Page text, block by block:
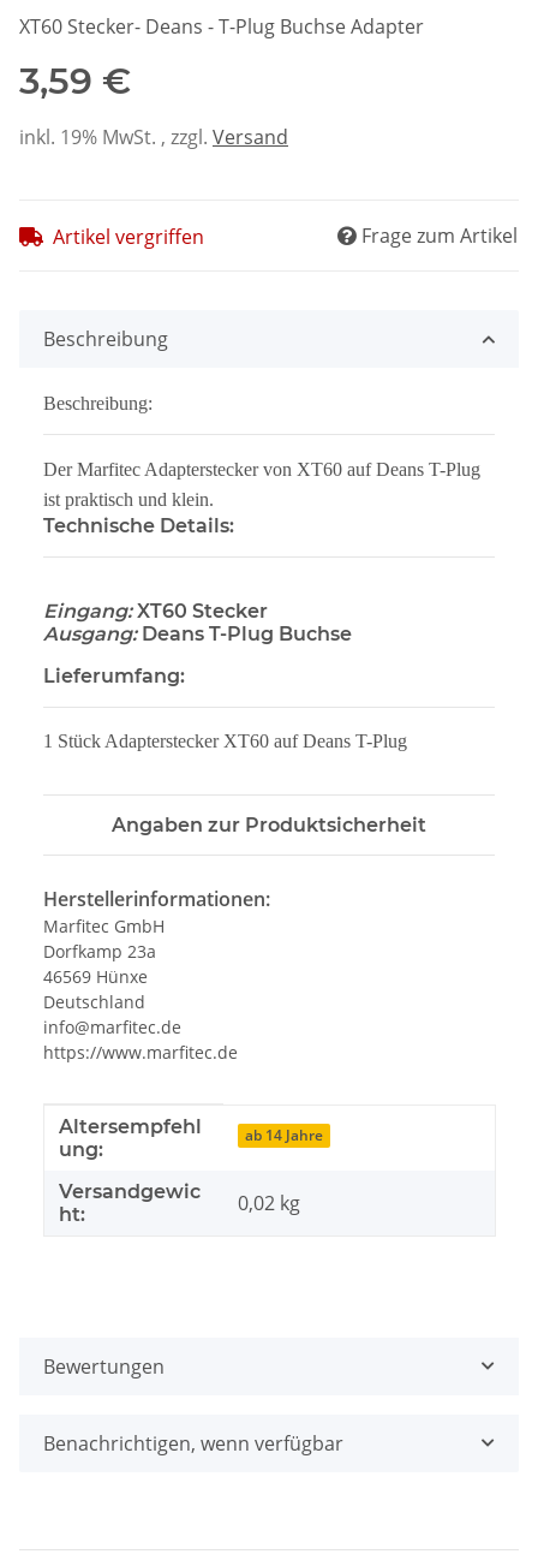
XT60 Stecker- Deans - T-Plug Buchse Adapter
3,59 €
inkl. 19% MwSt. , zzgl. Versand
Artikel vergriffen Frage zum Artikel
Beschreibung
Beschreibung:
Der Marfitec Adapterstecker von XT60 auf Deans T-Plug
ist praktisch und klein.
Technische Details:
Eingang:XT60 Stecker
Ausgang:Deans T-Plug Buchse
Lieferumfang:
1 Stück Adapterstecker XT60 auf Deans T-Plug
Angaben zur Produktsicherheit
Herstellerinformationen:
Marfitec GmbH
Dorfkamp 23a
46569 Hünxe
Deutschland
info@marfitec.de
https://www.marfitec.de
Produkteigenschaft
Wert
Altersempfehl
ung:
ab 14 Jahre
Versandgewic
ht:
0,02 kg
Bewertungen
Benachrichtigen, wenn verfügbar